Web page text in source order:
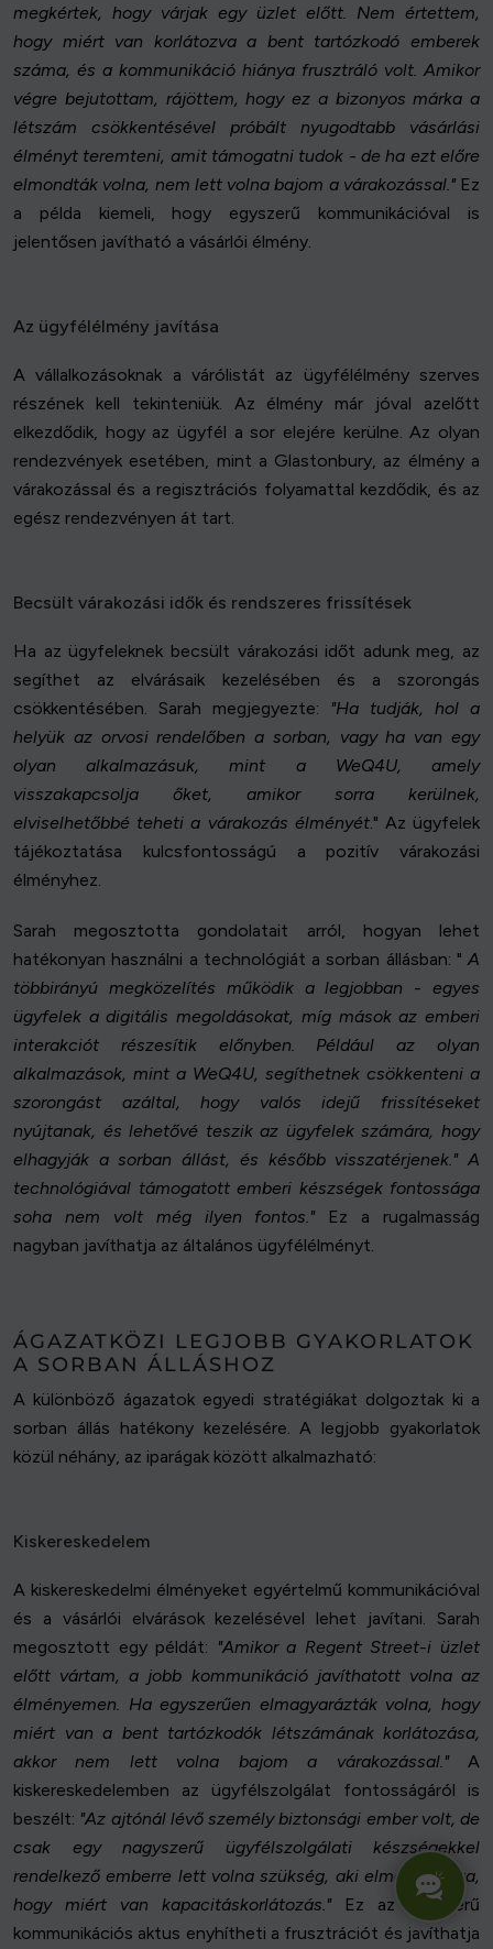
megkértek, hogy várjak egy üzlet előtt. Nem értettem,
hogy miért van korlátozva a bent tartózkodó emberek
száma, és a kommunikáció hiánya frusztráló volt. Amikor
végre bejutottam, rájöttem, hogy ez a bizonyos márka a
létszám csökkentésével próbált nyugodtabb vásárlási
élményt teremteni, amit támogatni tudok - de ha ezt előre
elmondták volna, nem lett volna bajom a várakozással."Ez
a példa kiemeli, hogy egyszerű kommunikációval is
jelentősen javítható a vásárlói élmény.
Az ügyfélélmény javítása
A vállalkozásoknak a várólistát az ügyfélélmény szerves
részének kell tekinteniük. Az élmény már jóval azelőtt
elkezdődik, hogy az ügyfél a sor elejére kerülne. Az olyan
rendezvények esetében, mint a Glastonbury, az élmény a
várakozással és a regisztrációs folyamattal kezdődik, és az
egész rendezvényen át tart.
Becsült várakozási idők és rendszeres frissítések
Ha az ügyfeleknek becsült várakozási időt adunk meg, az
segíthet az elvárásaik kezelésében és a szorongás
csökkentésében. Sarah megjegyezte:
"Ha tudják, hol a
helyük az orvosi rendelőben a sorban, vagy ha van egy
olyan alkalmazásuk, mint a WeQ4U, amely
visszakapcsolja őket, amikor sorra kerülnek,
elviselhetőbbé teheti a várakozás élményét." Az ügyfelek
tájékoztatása kulcsfontosságú a pozitív várakozási
élményhez.
Sarah megosztotta gondolatait arról, hogyan lehet
hatékonyan használni a technológiát a sorban állásban: " A
többirányú megközelítés működik a legjobban - egyes
ügyfelek a digitális megoldásokat, míg mások az emberi
interakciót részesítik előnyben. Például az olyan
alkalmazások, mint a WeQ4U, segíthetnek csökkenteni a
szorongást azáltal, hogy valós idejű frissítéseket
nyújtanak, és lehetővé teszik az ügyfelek számára, hogy
elhagyják a sorban állást, és később visszatérjenek." A
technológiával támogatott emberi készségek fontossága
soha nem volt még ilyen fontos."Ez a rugalmasság
nagyban javíthatja az általános ügyfélélményt.
ÁGAZATKÖZI LEGJOBB GYAKORLATOK
A SORBAN ÁLLÁSHOZ
A különböző ágazatok egyedi stratégiákat dolgoztak ki a
sorban állás hatékony kezelésére. A legjobb gyakorlatok
közül néhány, az iparágak között alkalmazható:
Kiskereskedelem
A kiskereskedelmi élményeket egyértelmű kommunikációval
és a vásárlói elvárások kezelésével lehet javítani. Sarah
megosztott egy példát: "Amikor a Regent Street-i üzlet
előtt vártam, a jobb kommunikáció javíthatott volna az
élményemen. Ha egyszerűen elmagyarázták volna, hogy
miért van a bent tartózkodók létszámának korlátozása,
akkor nem lett volna bajom a várakozással."A
kiskereskedelemben az ügyfélszolgálat fontosságáról is
beszélt: "Az ajtónál lévő személy biztonsági ember volt, de
csak egy nagyszerű ügyfélszolgálati készségekkel
rendelkező emberre lett volna szükség, aki elmagyarázza,
hogy miért van kapacitáskorlátozás."Ez az egyszerű
kommunikációs aktus enyhítheti a frusztrációt és javíthatja